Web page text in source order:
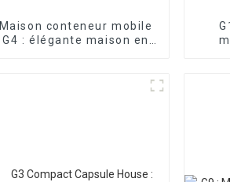
Maison conteneur mobile
G4 : élégante maison en